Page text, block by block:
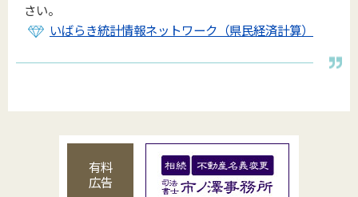
さい。
いばらき統計情報ネットワーク（県民経済計算）
有料
広告